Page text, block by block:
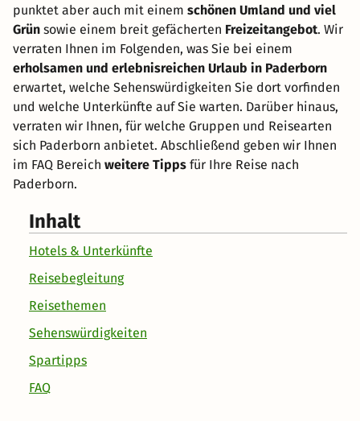
punktet aber auch mit einem schönen Umland und viel
Grün sowie einem breit gefächerten Freizeitangebot. Wir
verraten Ihnen im Folgenden, was Sie bei einem
erholsamen und erlebnisreichen Urlaub in Paderborn
erwartet, welche Sehenswürdigkeiten Sie dort vorfinden
und welche Unterkünfte auf Sie warten. Darüber hinaus,
verraten wir Ihnen, für welche Gruppen und Reisearten
sich Paderborn anbietet. Abschließend geben wir Ihnen
im FAQ Bereich weitere Tipps für Ihre Reise nach
Paderborn.
Inhalt
Hotels & Unterkünfte
Reisebegleitung
Reisethemen
Sehenswürdigkeiten
Spartipps
FAQ